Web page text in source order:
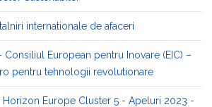
internationale de afaceri
European pentru Inovare (EIC) –
pentru tehnologii revolutionare
Europe Cluster 5 - Apeluri 2023 -